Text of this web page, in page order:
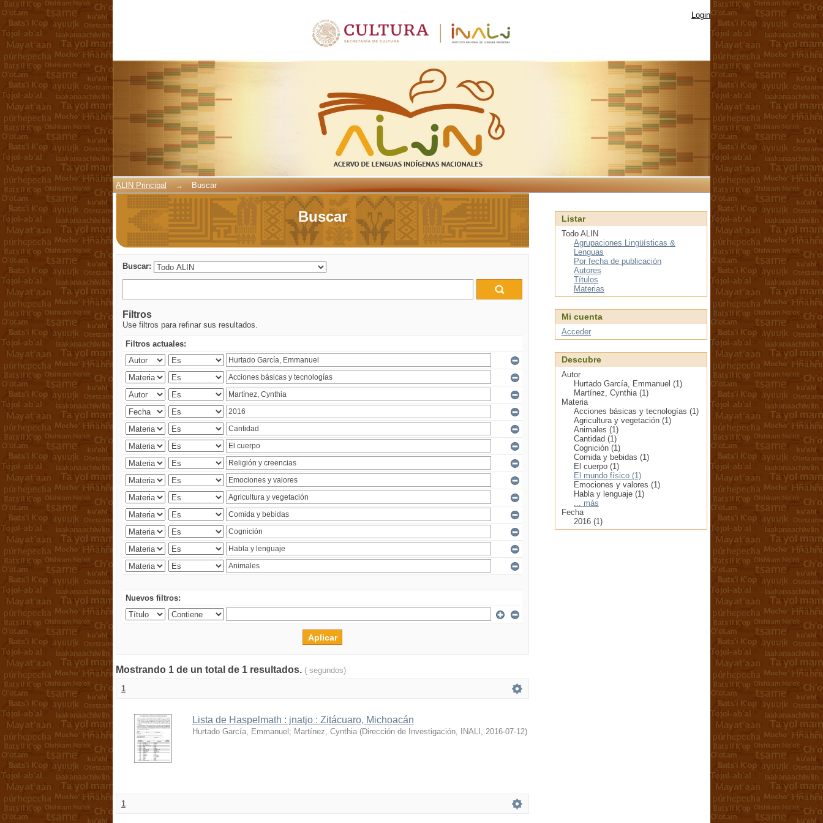
Login
ALIN Principal → Buscar
Buscar
Buscar:
Filtros
Use filtros para refinar sus resultados.
Filtros actuales:
Nuevos filtros:
Mostrando 1 de un total de 1 resultados. ( segundos)
1
Lista de Haspelmath : jnatjo : Zitácuaro, Michoacán
Hurtado García, Emmanuel ; Martínez, Cynthia (Dirección de Investigación, INALI , 2016-07-12)
1
Listar
Todo ALIN
Agrupaciones Lingüísticas &
Lenguas
Por fecha de publicación
Autores
Títulos
Materias
Mi cuenta
Acceder
Descubre
Autor
Hurtado García, Emmanuel (1)
Martínez, Cynthia (1)
Materia
Acciones básicas y tecnologías (1)
Agricultura y vegetación (1)
Animales (1)
Cantidad (1)
Cognición (1)
Comida y bebidas (1)
El cuerpo (1)
El mundo físico (1)
Emociones y valores (1)
Habla y lenguaje (1)
... más
Fecha
2016 (1)